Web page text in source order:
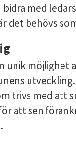
med
det behövs
unik möjlighet
trivs med att
att sen